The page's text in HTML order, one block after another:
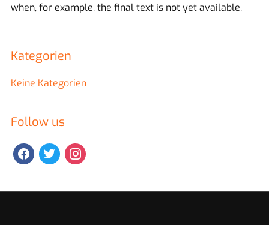
when, for example, the final text is not yet available.
Kategorien
Keine Kategorien
Follow us
facebooktwitterinstagram